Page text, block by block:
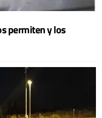
permiten y los